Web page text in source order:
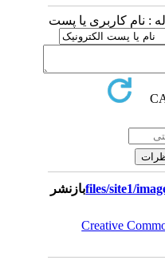
: نام کاربری یا پست
بازنشر
Creative